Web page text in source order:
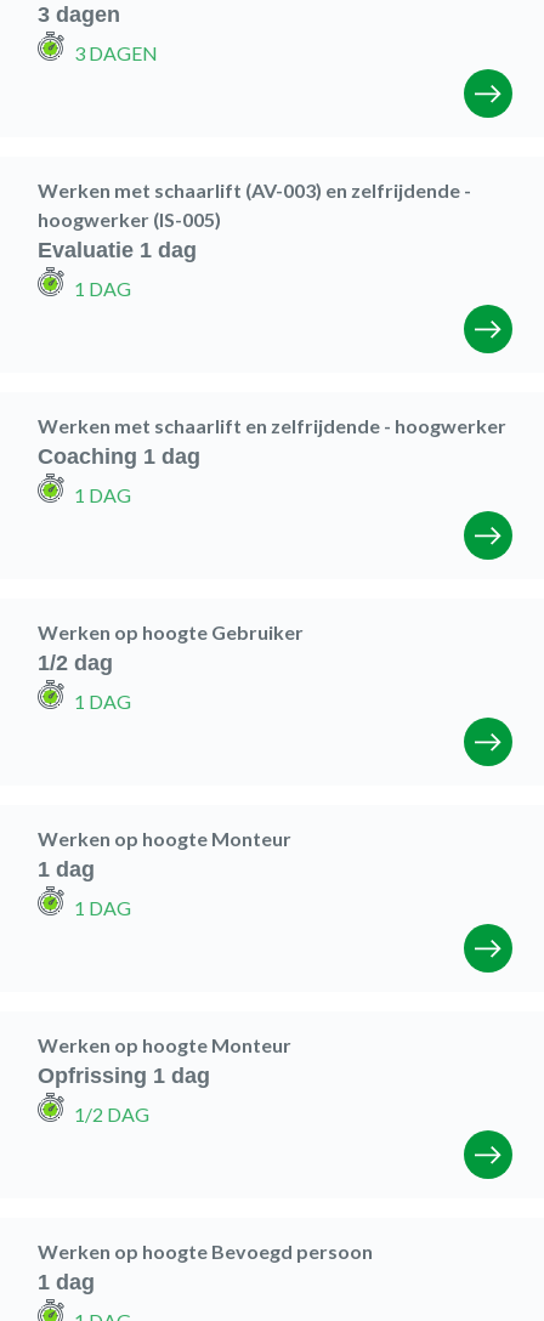
3 dagen
3 DAGEN
Werken met schaarlift (AV-003) en zelfrijdende -
hoogwerker (IS-005)
Evaluatie 1 dag
1 DAG
Werken met schaarlift en zelfrijdende - hoogwerker
Coaching 1 dag
1 DAG
Werken op hoogte Gebruiker
1/2 dag
1 DAG
Werken op hoogte Monteur
1 dag
1 DAG
Werken op hoogte Monteur
Opfrissing 1 dag
1/2 DAG
Werken op hoogte Bevoegd persoon
1 dag